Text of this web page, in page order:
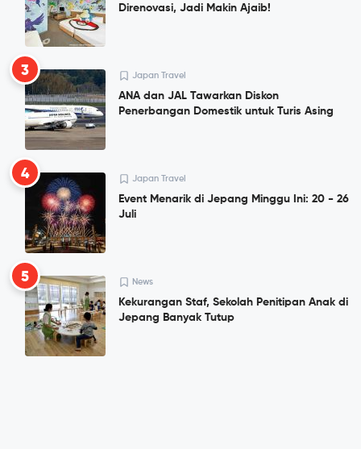
Direnovasi, Jadi Makin Ajaib!
3 Japan Travel
ANA dan JAL Tawarkan Diskon
Penerbangan Domestik untuk Turis Asing
4 Japan Travel
Event Menarik di Jepang Minggu Ini: 20 - 26
Juli
5 News
Kekurangan Staf, Sekolah Penitipan Anak di
Jepang Banyak Tutup